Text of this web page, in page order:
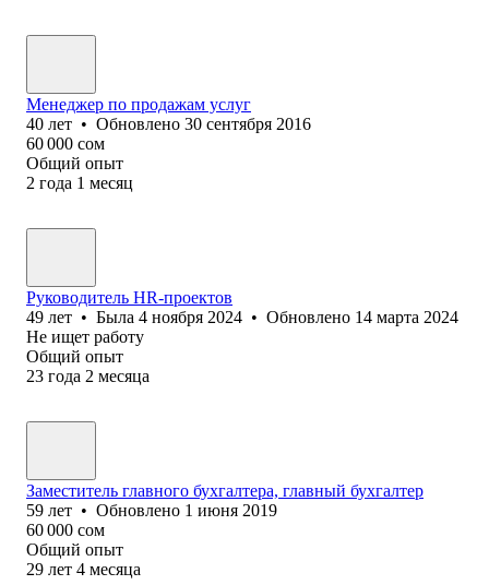
Менеджер по продажам услуг
40 лет • Обновлено 30 сентября 2016
60 000 сом
Общий опыт
2 года 1 месяц
Руководитель HR-проектов
49 лет • Была 4 ноября 2024 • Обновлено 14 марта 2024
Не ищет работу
Общий опыт
23 года 2 месяца
Заместитель главного бухгалтера, главный бухгалтер
59 лет • Обновлено 1 июня 2019
60 000 сом
Общий опыт
29 лет 4 месяца